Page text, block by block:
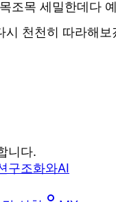
조목 세밀한데다
천천히 따라해보
니다.
구조화와AI